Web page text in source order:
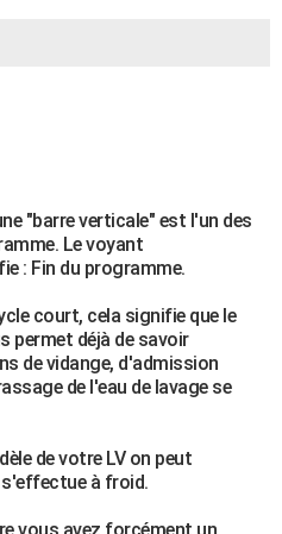
"barre verticale" est l'un des
Le voyant
: Fin du programme.
court, cela signifie que le
permet déjà de savoir
de vidange, d'admission
de l'eau de lavage se
de votre LV on peut
à froid.